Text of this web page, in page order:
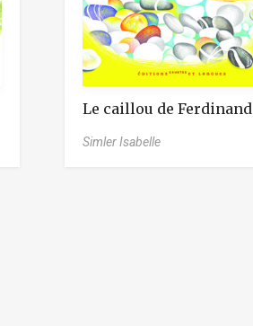
Le caillou de Ferdinand
Simler Isabelle